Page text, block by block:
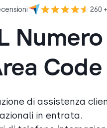
260
di assistenza
in entrata.